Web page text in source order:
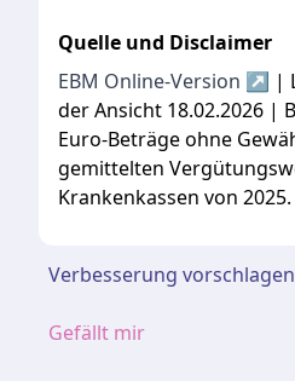
Quelle und Disclaimer
EBM Online-Version ↗ |
der Ansicht 18.02.2026 |
Euro-Beträge ohne
gemittelten
Krankenkassen von 2025.
Verbesserung vorschlagen
Gefällt mir